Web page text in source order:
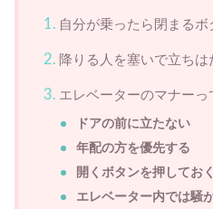
自分が乗ったら閉まるボ
降りる人を塞いで立ちは
エレベーターのマナーっ
ドアの前に立たない
年配の方を優先する
開くボタンを押しておく
エレベーター内では騒